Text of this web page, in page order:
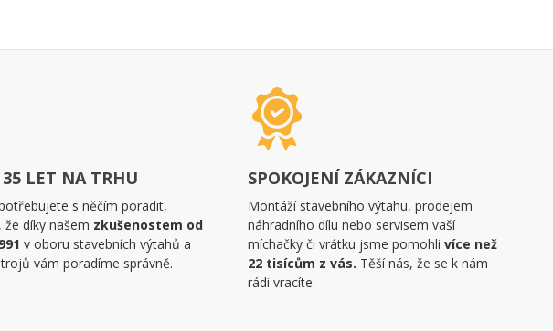
35 LET NA TRHU
s něčím poradit,
že díky našem zkušenostem od
v oboru stavebních výtahů a
vám poradíme správně.
SPOKOJENÍ ZÁKAZNÍCI
Montáží stavebního výtahu, prodejem
náhradního dílu nebo servisem vaší
míchačky či vrátku jsme pomohli více než
22 tisícům z vás. Těší nás, že se k nám
rádi vracíte.